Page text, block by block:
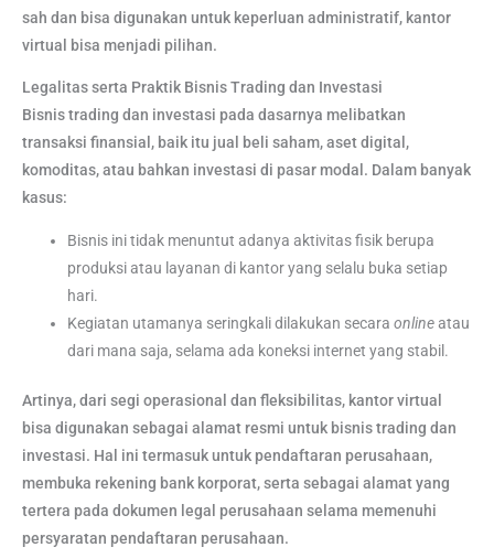
sah dan bisa digunakan untuk keperluan administratif, kantor
virtual bisa menjadi pilihan.
Legalitas serta Praktik Bisnis Trading dan Investasi
Bisnis trading dan investasi pada dasarnya melibatkan
transaksi finansial, baik itu jual beli saham, aset digital,
komoditas, atau bahkan investasi di pasar modal. Dalam banyak
kasus:
Bisnis ini tidak menuntut adanya aktivitas fisik berupa
produksi atau layanan di kantor yang selalu buka setiap
hari.
Kegiatan utamanya seringkali dilakukan secaraonlineatau
dari mana saja, selama ada koneksi internet yang stabil.
Artinya, dari segi operasional dan fleksibilitas, kantor virtual
bisa digunakan sebagai alamat resmi untuk bisnis trading dan
investasi. Hal ini termasuk untuk pendaftaran perusahaan,
membuka rekening bank korporat, serta sebagai alamat yang
tertera pada dokumen legal perusahaan selama memenuhi
persyaratan pendaftaran perusahaan.